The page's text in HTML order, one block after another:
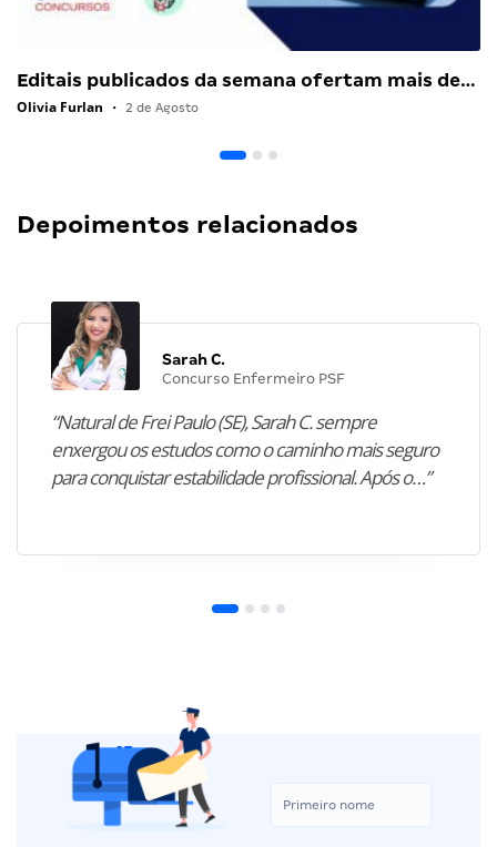
Editais publicados da semana ofertam mais de…
Olivia Furlan • 2 de Agosto
Depoimentos relacionados
Sarah C.
Concurso Enfermeiro PSF
“Natural de Frei Paulo (SE), Sarah C. sempre
enxergou os estudos como o caminho mais seguro
para conquistar estabilidade profissional. Após o…”